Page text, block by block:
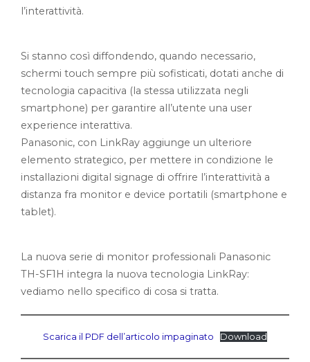
l’interattività.
Si stanno così diffondendo, quando necessario,
schermi touch sempre più sofisticati, dotati anche di
tecnologia capacitiva (la stessa utilizzata negli
smartphone) per garantire all’utente una user
experience interattiva.
Panasonic, con LinkRay aggiunge un ulteriore
elemento strategico, per mettere in condizione le
installazioni digital signage di offrire l’interattività a
distanza fra monitor e device portatili (smartphone e
tablet).
La nuova serie di monitor professionali Panasonic
TH-SF1H integra la nuova tecnologia LinkRay:
vediamo nello specifico di cosa si tratta.
Scarica il PDF dell’articolo impaginato Download